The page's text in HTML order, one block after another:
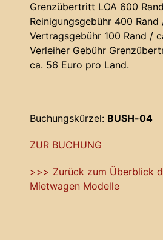
Grenzübertritt LOA 600
Reinigungsgebühr 400
Vertragsgebühr 100 Rand /
Verleiher Gebühr
ca. 56 Euro pro Land.
Buchungskürzel: BUSH-04
ZUR BUCHUNG
>>> Zurück zum Überblick
Mietwagen Modelle